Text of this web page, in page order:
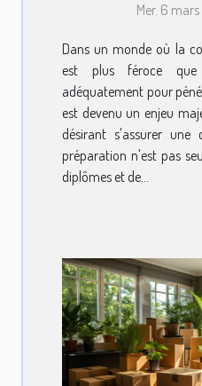
Mer. 6
Dans un monde où la
est plus féroce que
adéquatement pour
est devenu un enjeu
désirant s'assurer une
préparation n'est pas
diplômes et de...